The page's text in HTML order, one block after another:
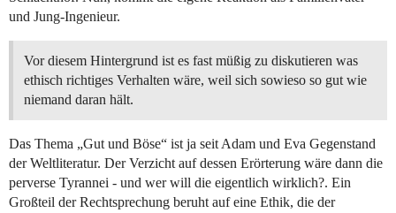
und Jung-Ingenieur.
Vor diesem Hintergrund ist es fast müßig zu diskutieren was
ethisch richtiges Verhalten wäre, weil sich sowieso so gut wie
niemand daran hält.
Das Thema „Gut und Böse“ ist ja seit Adam und Eva Gegenstand
der Weltliteratur. Der Verzicht auf dessen Erörterung wäre dann die
perverse Tyrannei - und wer will die eigentlich wirklich?. Ein
Großteil der Rechtsprechung beruht auf eine Ethik, die der